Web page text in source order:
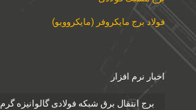
فولاد برج مایکروفر (مایکروویو)
اخبار نرم افزار
برج انتقال برق شبکه فولادی گالوانیزه گرم